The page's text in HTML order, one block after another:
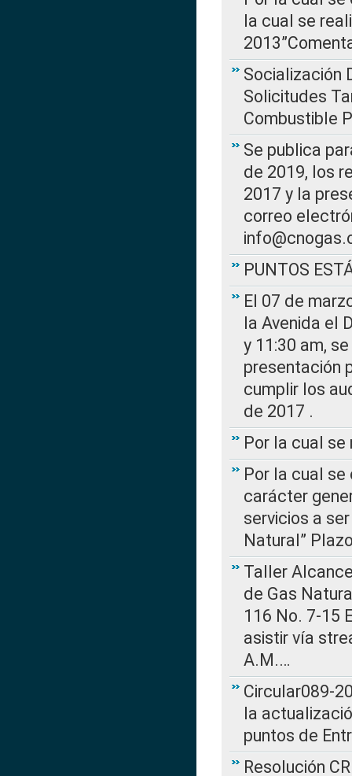
la cual se
Socialización
Solicitudes
Combustible
Se publica
de 2019, los
2017 y la
correo
PUNTOS
El 07 de
la Avenida el
y 11:30 am,
presentación
cumplir los
de 2017 .
Por la cual se
Por la cual
carácter
servicios a
Natural”
Taller
de Gas
116 No. 7-15
asistir vía
A.M.…
Circular089-
la
puntos de
Resolución